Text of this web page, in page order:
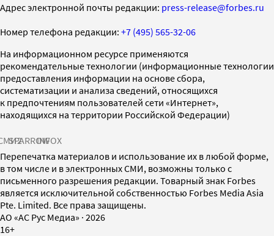
Адрес электронной почты редакции: press-release@forbes.ru
Номер телефона редакции: +7 (495) 565-32-06
На информационном ресурсе применяются
рекомендательные технологии (информационные технологии
предоставления информации на основе сбора,
систематизации и анализа сведений, относящихся
к предпочтениям пользователей сети «Интернет»,
находящихся на территории Российской Федерации)
SPARROWINFOX
Перепечатка материалов и использование их в любой форме,
в том числе и в электронных СМИ, возможны только с
письменного разрешения редакции. Товарный знак Forbes
является исключительной собственностью Forbes Media Asia
Pte. Limited. Все права защищены.
AO «АС Рус Медиа» · 2026
16+